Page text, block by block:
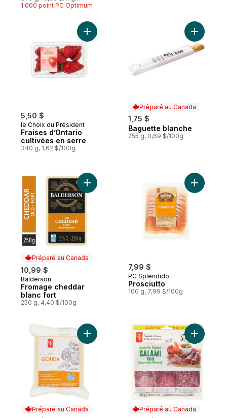
1,60 $/100g
1 000 point PC Optimum
5,50 $
le Choix du Président
Fraises d’Ontario
cultivées en serre
340 g, 1,62 $/100g
Ajouter Fraises d’Ontario cultivées en
Préparé au Canada
1,75 $
Préparé au Canada
Baguette blanche
255 g, 0,69 $/100g
Ajouter
Préparé au Canada
10,99 $
Préparé au Canada
Balderson
Fromage cheddar
blanc fort
250 g, 4,40 $/100g
Ajouter Fromage cheddar blanc fort au
7,99 $
PC Splendido
Prosciutto
100 g, 7,99 $/100g
Préparé au Canada
Ajouter Fromage gouda au panier
Préparé au Canada
Ajouter